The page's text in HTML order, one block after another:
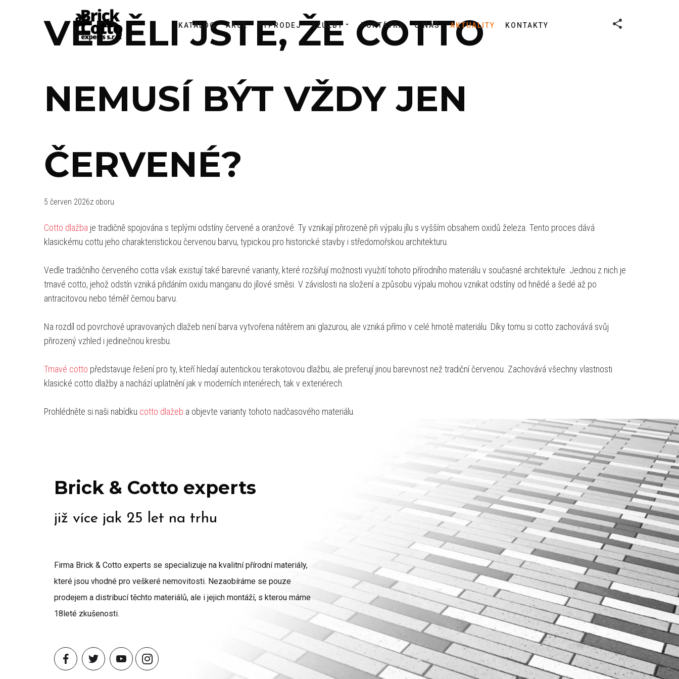
KATALOG AKCE VÝPRODEJ SLUŽBY POPTÁVKA O NÁS AKTUALITY KONTAKTY
VĚDĚLI JSTE, ŽE COTTO
NEMUSÍ BÝT VŽDY JEN
ČERVENÉ?
5 červen 2026z oboru
Cotto dlažba je tradičně spojována s teplými odstíny červené a oranžové. Ty vznikají přirozeně při výpalu jílu s vyšším obsahem oxidů železa. Tento proces dává
klasickému cottu jeho charakteristickou červenou barvu, typickou pro historické stavby i středomořskou architekturu.
Vedle tradičního červeného cotta však existují také barevné varianty, které rozšiřují možnosti využití tohoto přírodního materiálu v současné architektuře. Jednou z nich je
tmavé cotto, jehož odstín vzniká přidáním oxidu manganu do jílové směsi. V závislosti na složení a způsobu výpalu mohou vznikat odstíny od hnědé a šedé až po
antracitovou nebo téměř černou barvu.
Na rozdíl od povrchově upravovaných dlažeb není barva vytvořena nátěrem ani glazurou, ale vzniká přímo v celé hmotě materiálu. Díky tomu si cotto zachovává svůj
přirozený vzhled i jedinečnou kresbu.
Tmavé cotto představuje řešení pro ty, kteří hledají autentickou terakotovou dlažbu, ale preferují jinou barevnost než tradiční červenou. Zachovává všechny vlastnosti
klasické cotto dlažby a nachází uplatnění jak v moderních interiérech, tak v exteriérech.
Prohlédněte si naši nabídku cotto dlažeb a objevte varianty tohoto nadčasového materiálu.
Brick & Cotto experts
již více jak 25 let na trhu
Firma Brick & Cotto experts se specializuje na kvalitní přírodní materiály,
které jsou vhodné pro veškeré nemovitosti. Nezaobíráme se pouze
prodejem a distribucí těchto materiálů, ale i jejich montáží, s kterou máme
18leté zkušenosti.